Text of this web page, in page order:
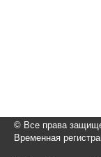
© Все права
Временная